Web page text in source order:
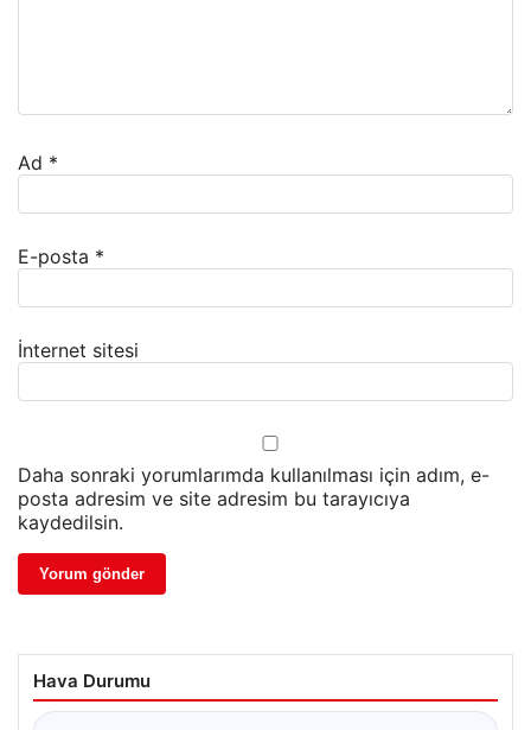
Ad *
E-posta *
İnternet sitesi
Daha sonraki yorumlarımda kullanılması için adım, e-
posta adresim ve site adresim bu tarayıcıya
kaydedilsin.
Hava Durumu